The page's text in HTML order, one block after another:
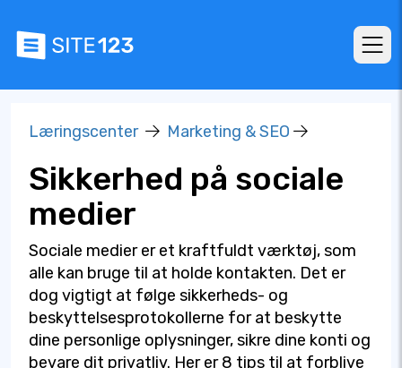
Læringscenter Marketing & SEO
Sikkerhed på sociale
medier
Sociale medier er et kraftfuldt værktøj, som
alle kan bruge til at holde kontakten. Det er
dog vigtigt at følge sikkerheds- og
beskyttelsesprotokollerne for at beskytte
dine personlige oplysninger, sikre dine konti og
bevare dit privatliv. Her er 8 tips til at forblive